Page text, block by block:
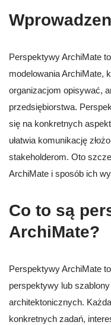
Perspektywy ArchiMate
modelowania ArchiMate,
organizacjom opisywać,
przedsiębiorstwa.
się na konkretnych
ułatwia komunikację
stakeholderom. Oto
ArchiMate i sposób ich
Co to są
ArchiMate?
Perspektywy ArchiMate
perspektywy lub
architektonicznych.
konkretnych zadań,